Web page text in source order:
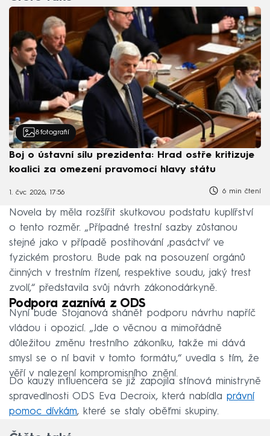
8 fotografií
Boj o ústavní sílu prezidenta: Hrad ostře kritizuje
koalici za omezení pravomocí hlavy státu
1. čvc 2026, 17:56 6 min čtení
Novela by měla rozšířit skutkovou podstatu kuplířství
o tento rozměr. „Případné trestní sazby zůstanou
stejné jako v případě postihování ‚pasáctví‘ ve
fyzickém prostoru. Bude pak na posouzení orgánů
činných v trestním řízení, respektive soudu, jaký trest
zvolí,“ představila svůj návrh zákonodárkyně.
Podpora zaznívá z ODS
Nyní bude Stojanová shánět podporu návrhu napříč
vládou i opozicí. „Jde o věcnou a mimořádně
důležitou změnu trestního zákoníku, takže mi dává
smysl se o ní bavit v tomto formátu,“ uvedla s tím, že
věří v nalezení kompromisního znění.
Do kauzy influencera se již zapojila stínová ministryně
spravedlnosti ODS Eva Decroix, která nabídla právní
pomoc dívkám, které se staly oběťmi skupiny.